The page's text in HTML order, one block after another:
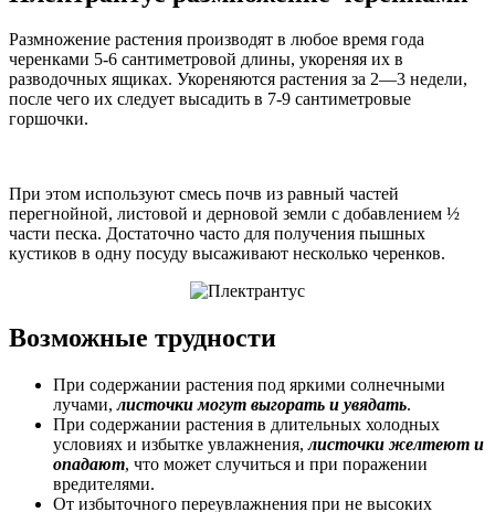
Размножение растения производят в любое время года
черенками 5-6 сантиметровой длины, укореняя их в
разводочных ящиках. Укореняются растения за 2—3 недели,
после чего их следует высадить в 7-9 сантиметровые
горшочки.
При этом используют смесь почв из равный частей
перегнойной, листовой и дерновой земли с добавлением ½
части песка. Достаточно часто для получения пышных
кустиков в одну посуду высаживают несколько черенков.
Возможные трудности
При содержании растения под яркими солнечными
лучами,листочки могут выгорать и увядать.
При содержании растения в длительных холодных
условиях и избытке увлажнения,листочки желтеют и
опадают, что может случиться и при поражении
вредителями.
От избыточного переувлажнения при не высоких